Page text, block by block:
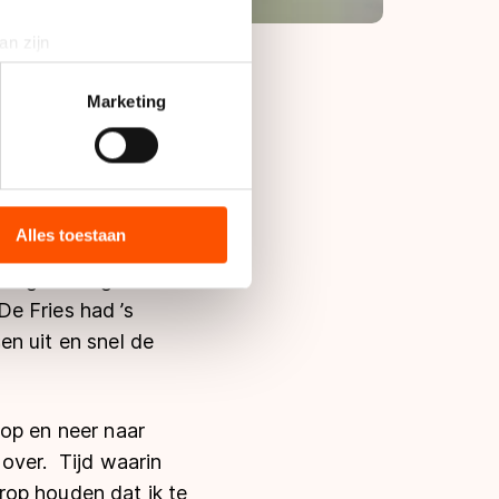
zijn
detailgedeeltein. U kunt uw
advertenties en
zij hebben verzameld via
de VS, waar mogelijk geen
in met deze overdracht.
Marketing
Alles toestaan
met Bas
van mijn ijzer
een grote hap uit
Fries had ’s
uit en snel de
en neer naar
Tijd waarin
houden dat ik te